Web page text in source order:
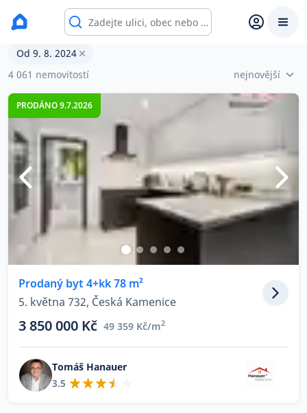
Prodej s Reas.cz
Chytrý odhad ceny
Ceny prodaných nemovitostí
Okamžitý výkup
Přehled realitních makléřů
Co říkají naši zákazníci
Blog
O nás
Prodané byty
Od 9. 8. 2024
4 061 nemovitostí
nejnovější
PRODÁNO 9.7.2026
Prodaný byt 4+kk 78 m²
5. května 732, Česká Kamenice
3 850 000 Kč 49 359 Kč/m2
Tomáš Hanauer
3.5